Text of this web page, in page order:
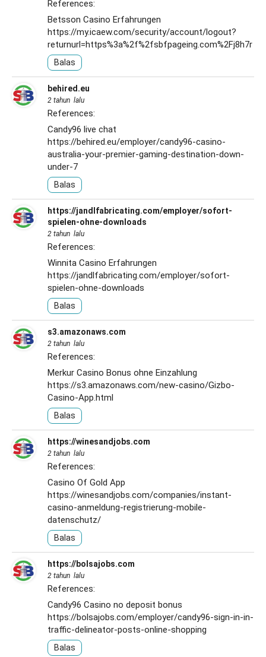
References:
Betsson Casino Erfahrungen
https://my.icaew.com/security/account/logout?
returnurl=https%3a%2f%2fsbfpageing.com%2Fj8h7r
Balas
behired.eu
2 tahun lalu
References:
Candy96 live chat
https://behired.eu/employer/candy96-casino-
australia-your-premier-gaming-destination-down-
under-7
Balas
https://jandlfabricating.com/employer/sofort-
spielen-ohne-downloads
2 tahun lalu
References:
Winnita Casino Erfahrungen
https://jandlfabricating.com/employer/sofort-
spielen-ohne-downloads
Balas
s3.amazonaws.com
2 tahun lalu
References:
Merkur Casino Bonus ohne Einzahlung
https://s3.amazonaws.com/new-casino/Gizbo-
Casino-App.html
Balas
https://winesandjobs.com
2 tahun lalu
References:
Casino Of Gold App
https://winesandjobs.com/companies/instant-
casino-anmeldung-registrierung-mobile-
datenschutz/
Balas
https://bolsajobs.com
2 tahun lalu
References:
Candy96 Casino no deposit bonus
https://bolsajobs.com/employer/candy96-sign-in-in-
traffic-delineator-posts-online-shopping
Balas